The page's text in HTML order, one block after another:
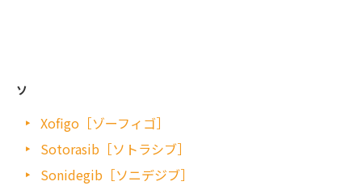
ソ
Xofigo［ゾーフィゴ］
Sotorasib［ソトラシブ］
Sonidegib［ソニデジブ］